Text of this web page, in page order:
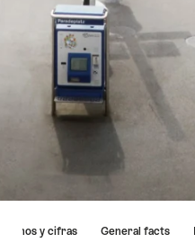
y cifras General facts